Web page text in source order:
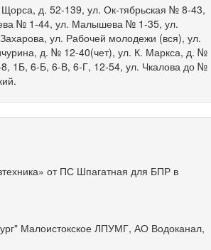
д. 52-139, ул. Ок-тябрьская № 8-43,
№ 1-44, ул. Малышева № 1-35, ул.
ул. Рабочей молодежи (вся), ул.
д. № 12-40(чет), ул. К. Маркса, д. №
1Б, 6-Б, 6-В, 6-Г, 12-54, ул. Чкалова до №
от ПС Шпагатная для БПР в
Малоистокское ЛПУМГ, АО Водоканал,